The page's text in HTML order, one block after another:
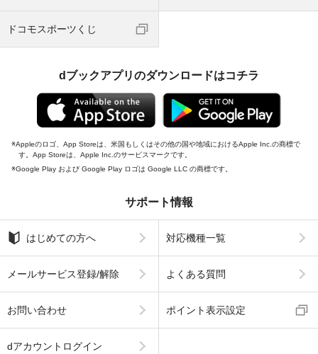
ドコモスポーツくじ
dブックアプリのダウンロードはコチラ
Appleのロゴ、App Storeは、米国もしくはその他の国や地域におけるApple Inc.の商標で
す。App Storeは、Apple Inc.のサービスマークです。
Google Play および Google Play ロゴは Google LLC の商標です。
サポート情報
はじめての方へ 対応機種一覧
メールサービス登録/解除 よくある質問
お問い合わせ ポイント表示設定
dアカウントログイン